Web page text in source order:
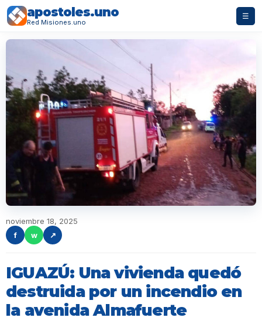
apostoles.uno
Red Misiones.uno
☰
noviembre 18, 2025
f
w ↗
IGUAZÚ: Una vivienda quedó
destruida por un incendio en
la avenida Almafuerte